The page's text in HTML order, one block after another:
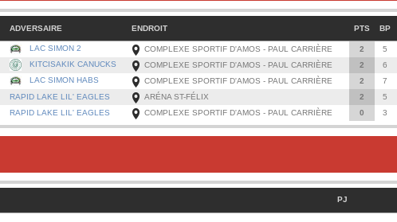
ADVERSAIRE ENDROIT PTS BP
LAC SIMON 2 COMPLEXE SPORTIF D'AMOS - PAUL CARRIÈRE 2 5
KITCISAKIK CANUCKS COMPLEXE SPORTIF D'AMOS - PAUL CARRIÈRE 2 6
LAC SIMON HABS COMPLEXE SPORTIF D'AMOS - PAUL CARRIÈRE 2 7
RAPID LAKE LIL' EAGLES ARÉNA ST-FÉLIX 2 5
RAPID LAKE LIL' EAGLES COMPLEXE SPORTIF D'AMOS - PAUL CARRIÈRE 0 3
PJ